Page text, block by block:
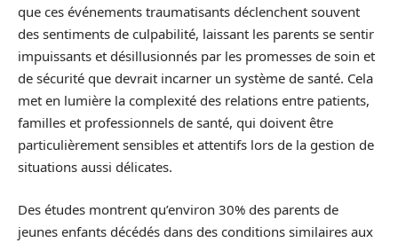
que ces événements traumatisants déclenchent souvent
des sentiments de culpabilité, laissant les parents se sentir
impuissants et désillusionnés par les promesses de soin et
de sécurité que devrait incarner un système de santé. Cela
met en lumière la complexité des relations entre patients,
familles et professionnels de santé, qui doivent être
particulièrement sensibles et attentifs lors de la gestion de
situations aussi délicates.
Des études montrent qu’environ 30% des parents de
jeunes enfants décédés dans des conditions similaires aux